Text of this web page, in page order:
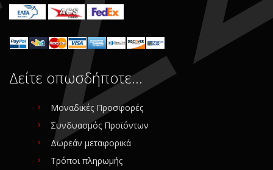
Δείτε οπωσδήποτε…
Μοναδικές Προσφορές
Συνδυασμός Προϊόντων
Δωρεάν μεταφορικά
Τρόποι πληρωμής